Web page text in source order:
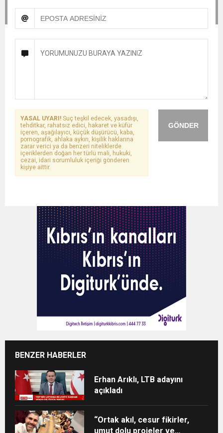
GÖNDER
YASAL UYARI! Suç teşkil edecek, yasadışı,
tehditkar, rahatsız edici, hakaret ve küfür
içeren, aşağılayıcı, küçük düşürücü, kaba,
pornografik, ahlaka aykırı, kişilik haklarına
zarar verici ya da benzeri niteliklerde
içeriklerden doğan her türlü mali, hukuki,
cezai, idari sorumluluk içeriği gönderen
kişiye aittir.
BENZER HABERLER
Erhan Arıklı, LTB adayını
açıkladı
“Ortak akıl, cesur fikirler,
umut dolu projeler ve